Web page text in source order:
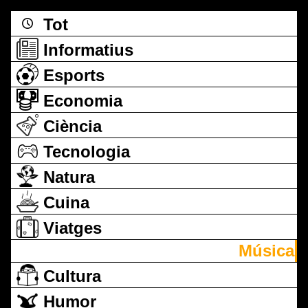
Tot
Informatius
Esports
Economia
Ciència
Tecnologia
Natura
Cuina
Viatges
Música
Cultura
Humor